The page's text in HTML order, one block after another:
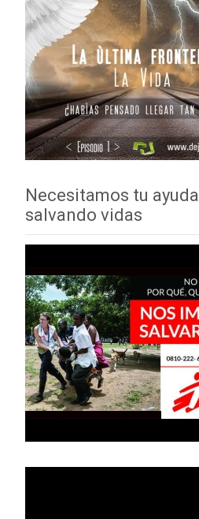
Necesitamos tu
salvando vidas